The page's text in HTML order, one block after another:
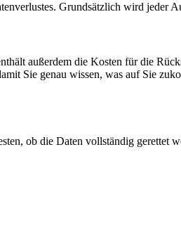
Grundsätzlich wird jeder
außerdem die Kosten für die
Sie genau wissen, was auf Sie
ob die Daten vollständig gerettet